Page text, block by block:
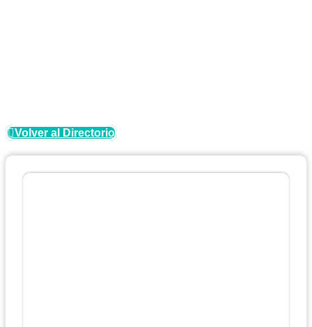
Volver al Directorio